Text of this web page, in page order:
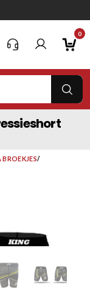
0
/